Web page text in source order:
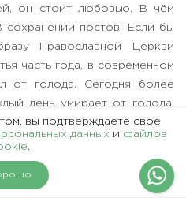
он стоит любовью. В чём
сохранении постов. Если бы
Православной Церкви
часть года, в современном
от голода. Сегодня более
день умирает от голода,
тысяч человек сегодня
это дети африканского
имели любовь и владели бы
в Богу любезном посте, мир
вы подтверждаете свое
данных и файлов
.